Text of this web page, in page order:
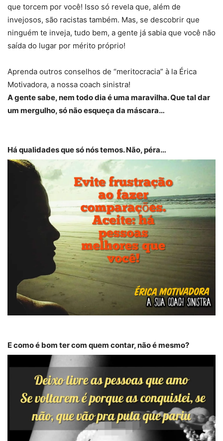
que torcem por você! Isso só revela que, além de
invejosos, são racistas também. Mas, se descobrir que
ninguém te inveja, tudo bem, a gente já sabia que você não
saída do lugar por mérito próprio!
Aprenda outros conselhos de “meritocracia” à la Érica
Motivadora, a nossa coach sinistra!
A gente sabe, nem todo dia é uma maravilha. Que tal dar
um mergulho, só não esqueça da máscara…
Há qualidades que só nós temos. Não, péra…
E como é bom ter com quem contar, não é mesmo?